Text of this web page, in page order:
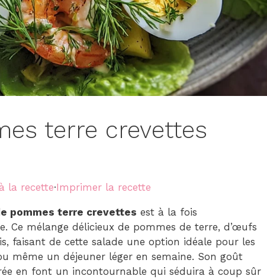
terre crevettes
la recette·Imprimer la recette
pommes terre crevettes est à la fois
Ce mélange délicieux de pommes de terre, d’œufs
faisant de cette salade une option idéale pour les
même un déjeuner léger en semaine. Son goût
en font un incontournable qui séduira à coup sûr